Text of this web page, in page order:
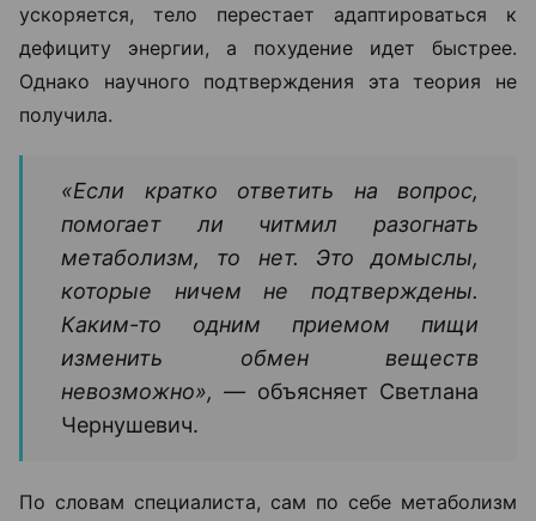
ускоряется, тело перестает адаптироваться к
дефициту энергии, а похудение идет быстрее.
Однако научного подтверждения эта теория не
получила.
«Если кратко ответить на вопрос,
помогает ли читмил разогнать
метаболизм, то нет. Это домыслы,
которые ничем не подтверждены.
Каким-то одним приемом пищи
изменить обмен веществ
невозможно», — объясняет Светлана
Чернушевич.
По словам специалиста, сам по себе метаболизм